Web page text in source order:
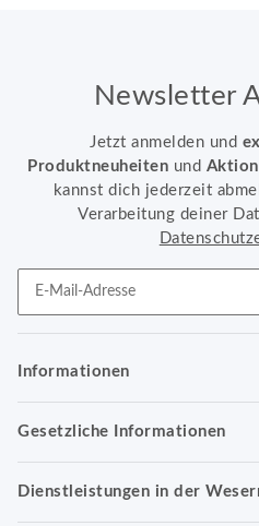
Newsletter
Jetzt anmelden und
Produktneuheiten und
kannst dich jederzeit
Verarbeitung deiner
Informationen
Gesetzliche Informationen
Dienstleistungen in der